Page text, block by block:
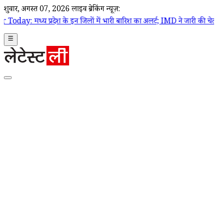
शुक्रवार, अगस्त 07, 2026 लाइव ब्रेकिंग न्यूज़:
इन जिलों में भारी बारिश का अलर्ट; IMD ने जारी की चेतावनी, जानें अगले 5
☰